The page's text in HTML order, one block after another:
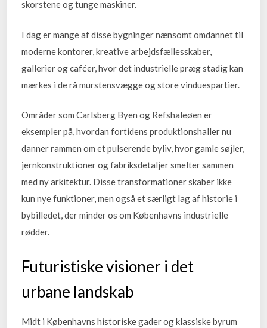
skorstene og tunge maskiner.
I dag er mange af disse bygninger nænsomt omdannet til
moderne kontorer, kreative arbejdsfællesskaber,
gallerier og caféer, hvor det industrielle præg stadig kan
mærkes i de rå murstensvægge og store vinduespartier.
Områder som Carlsberg Byen og Refshaleøen er
eksempler på, hvordan fortidens produktionshaller nu
danner rammen om et pulserende byliv, hvor gamle søjler,
jernkonstruktioner og fabriksdetaljer smelter sammen
med ny arkitektur. Disse transformationer skaber ikke
kun nye funktioner, men også et særligt lag af historie i
bybilledet, der minder os om Københavns industrielle
rødder.
Futuristiske visioner i det
urbane landskab
Midt i Københavns historiske gader og klassiske byrum